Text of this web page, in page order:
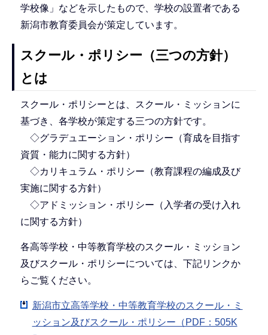
学校像」などを示したもので、学校の設置者である
新潟市教育委員会が策定しています。
スクール・ポリシー（三つの方針）
とは
スクール・ポリシーとは、スクール・ミッションに
基づき、各学校が策定する三つの方針です。
◇グラデュエーション・ポリシー（育成を目指す
資質・能力に関する方針）
◇カリキュラム・ポリシー（教育課程の編成及び
実施に関する方針）
◇アドミッション・ポリシー（入学者の受け入れ
に関する方針）
各高等学校・中等教育学校のスクール・ミッション
及びスクール・ポリシーについては、下記リンクか
らご覧ください。
新潟市立高等学校・中等教育学校のスクール・ミ
ッション及びスクール・ポリシー（PDF：505K